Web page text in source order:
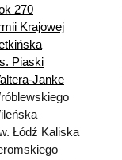
270
Krajowej
Piaski
Janke
Łódź Kaliska